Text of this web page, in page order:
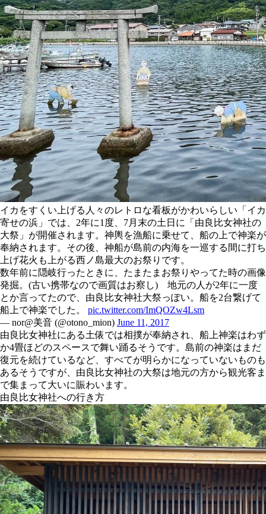
イカをすくい上げる人々のレトロな看板がかわいらしい「イカ
寄せの浜」では、2年に1度、7月末の土日に「由良比女神社の
大祭」が開催されます。神輿を漁船に乗せて、船の上で神楽が
奉納されます。その後、神船が島前の内海を一巡する間に打ち
上げ花火も上がる西ノ島最大のお祭りです。
数年前に隠岐行ったときに、たまたまお祭りやってた時の画像
発掘。(古い携帯なので画質はお察し) 地元の人が2年に一度
とか言ってたので、由良比女神社大祭っぽい。船を2台繋げて
船上で神楽でした。 pic.twitter.com/ImQOZw4Lsm
— nor@美音 (@otono_mion) June 11, 2017
由良比女神社にある土俵では相撲が奉納され、船上神楽はわず
か4畳ほどのスペースで舞い踊るそうです。島前の神楽はまだ
復元を続けているなど、すべてが明らかになっていないものも
あるそうですが、由良比女神社の大祭は地元の方から観光客ま
で集まって大いに賑わいます。
由良比女神社への行き方